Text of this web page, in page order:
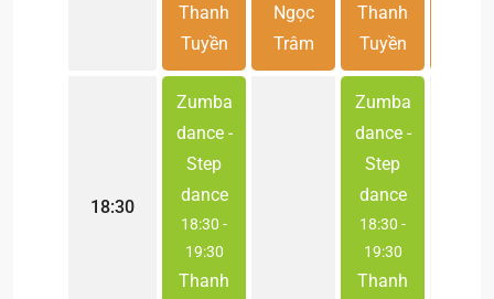
Thanh
Tuyền
Ngọc
Trâm
Thanh
Tuyền
18:30
Zumba
dance -
Step
dance
18:30 -
19:30
Thanh
Zumba
dance -
Step
dance
18:30 -
19:30
Thanh